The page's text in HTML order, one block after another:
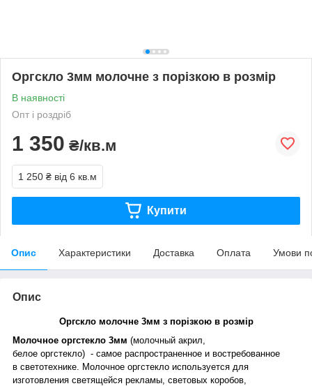
Оргскло 3мм молочне з порізкою в розмір
В наявності
Опт і роздріб
1 350 ₴/кв.м
1 250 ₴ від 6 кв.м
Купити
Опис Характеристики Доставка Оплата Умови
Опис
Оргскло молочне 3мм з порізкою в розмір
Молочное оргстекло 3мм (молочный акрил,
белое оргстекло) - самое распространенное и востребованное
в светотехнике. Молочное оргстекло используется для
изготовления светящейся рекламы, световых коробов,